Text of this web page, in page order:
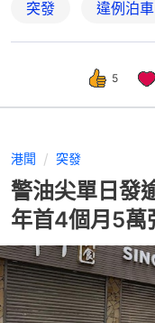
突發 違例泊車
5
港聞 突發
警油尖單日
年首4個月5